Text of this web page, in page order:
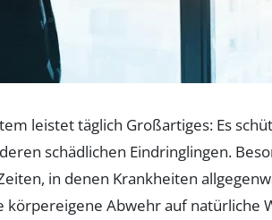
leistet täglich Großartiges: Es
schädlichen Eindringlingen.
in denen Krankheiten
körpereigene Abwehr auf natürliche